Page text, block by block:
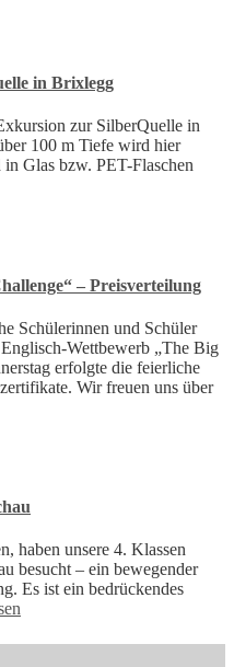
in Brixlegg
zur SilberQuelle in
100 m Tiefe wird hier
Glas bzw. PET-Flaschen
– Preisverteilung
Schülerinnen und Schüler
Wettbewerb „The Big
erfolgte die feierliche
Wir freuen uns über
haben unsere 4. Klassen
besucht – ein bewegender
Es ist ein bedrückendes